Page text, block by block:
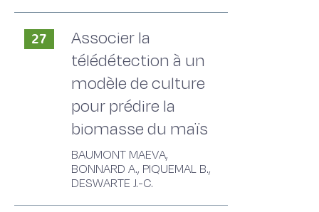
27
Associer la
télédétection à un
modèle de culture
pour prédire la
biomasse du maïs
BAUMONT MAEVA,
BONNARD A., PIQUEMAL B.,
DESWARTE J.-C.